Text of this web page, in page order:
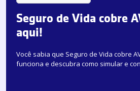
Seguro de Vida cobre
aqui!
Você sabia que Seguro de Vida cobre
funciona e descubra como simular e